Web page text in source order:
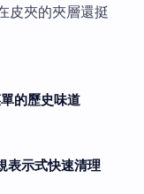
皮夾的夾層還挺
的歷史味道
示式快速清理